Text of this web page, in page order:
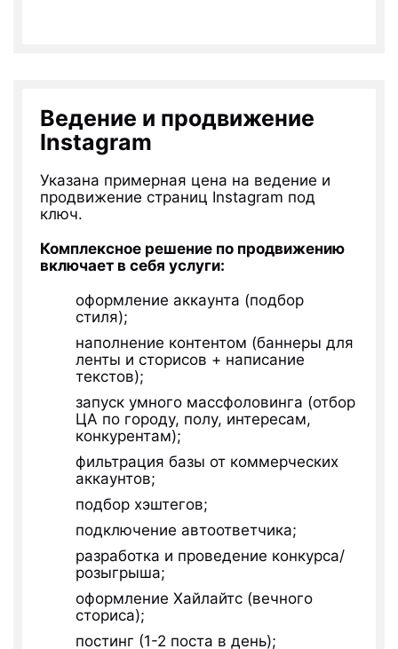
Ведение и продвижение
Instagram
Указана примерная цена на ведение и
продвижение страниц Instagram под
ключ.
Комплексное решение по продвижению
включает в себя услуги:
оформление аккаунта (подбор
стиля);
наполнение контентом (баннеры для
ленты и сторисов + написание
текстов);
запуск умного массфоловинга (отбор
ЦА по городу, полу, интересам,
конкурентам);
фильтрация базы от коммерческих
аккаунтов;
подбор хэштегов;
подключение автоответчика;
разработка и проведение конкурса/
розыгрыша;
оформление Хайлайтс (вечного
сториса);
постинг (1-2 поста в день);